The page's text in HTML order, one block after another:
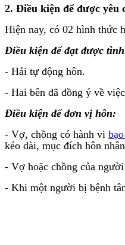
2. Điều kiện để được yêu
Hiện nay, có 02 hình thức
Điều kiện để đạt được
- Hải tự động hôn.
- Hai bên đã đồng ý về
Điều kiện để đơn vị hôn:
- Vợ, chồng có hành vi
kéo dài, mục đích hôn
- Vợ hoặc chồng của
- Khi một người bị bệnh